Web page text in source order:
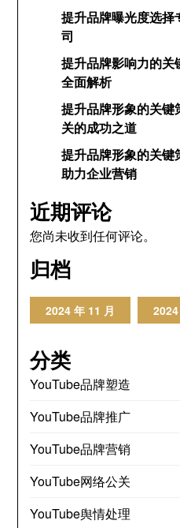
提升品牌曝光度选
司
提升品牌影响力的
全面解析
提升品牌形象的关
关的成功之道
提升品牌形象的关
助力企业营销
近期评论
您尚未收到任何评论。
归档
2024 年 11 月
分类
YouTube品牌塑造
YouTube品牌推广
YouTube品牌营销
YouTube网络公关
YouTube舆情处理